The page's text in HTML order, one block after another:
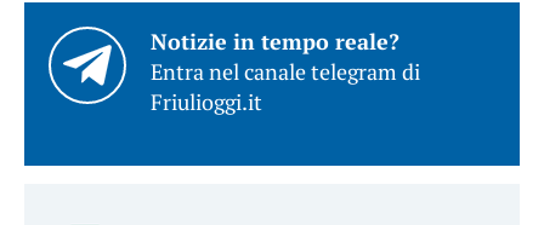
Notizie in tempo reale?
Entra nel canale telegram di
Friulioggi.it